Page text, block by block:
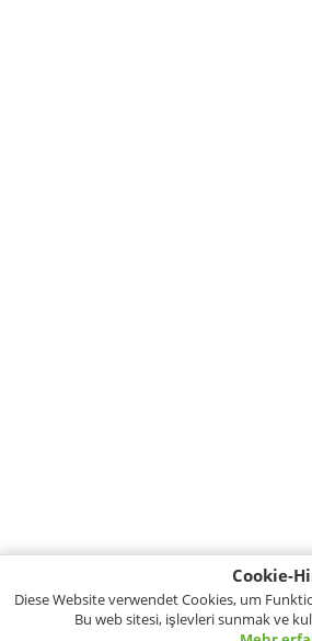
Cookie-
Diese Website verwendet Cookies, um
Bu web sitesi, işlevleri sunmak ve